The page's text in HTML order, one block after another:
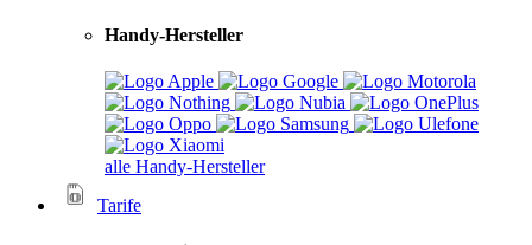
Handy-Hersteller
alle Handy-Hersteller
Tarife